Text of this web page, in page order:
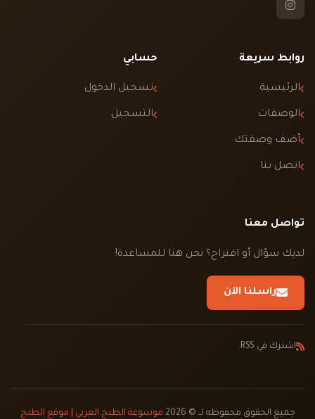
روابط سريعة
الرئيسية
الوصفات
أضف وصفتك
اتصل بنا
حسابي
تسجيل الدخول
التسجيل
تواصل معنا
لديك سؤال أو اقتراح؟ نحن هنا للمساعدة!
راسلنا الآن
اشترك في RSS
جميع الحقوق محفوظه لــ © 2026 موسوعة الطبخ العربي | موقع الطبخ